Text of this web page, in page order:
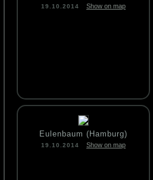
19.10.2014 Show on map
Eulenbaum (Hamburg)
19.10.2014 Show on map